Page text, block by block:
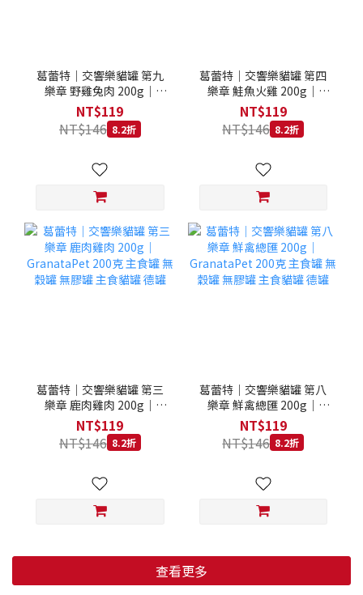
葛蕾特｜交響樂貓罐 第九
樂章 野雞兔肉 200g｜
GranataPet 200克 主食罐
無穀罐 無膠罐 主食貓罐 德
罐
NT$119
NT$146 8.2折
葛蕾特｜交響樂貓罐 第四
樂章 鮭魚火雞 200g｜
GranataPet 200克 主食罐
無穀罐 無膠罐 主食貓罐 德
罐
NT$119
NT$146 8.2折
葛蕾特｜交響樂貓罐 第三
樂章 鹿肉雞肉 200g｜
GranataPet 200克 主食罐
無穀罐 無膠罐 主食貓罐 德
罐
NT$119
NT$146 8.2折
葛蕾特｜交響樂貓罐 第八
樂章 鮮禽總匯 200g｜
GranataPet 200克 主食罐
無穀罐 無膠罐 主食貓罐 德
罐
NT$119
NT$146 8.2折
查看更多